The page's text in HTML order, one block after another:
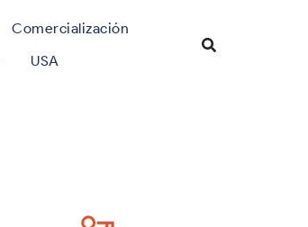
Comercialización
USA